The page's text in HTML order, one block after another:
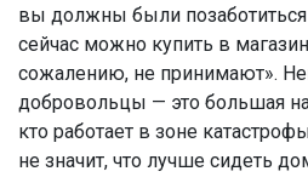
вы должны были
сейчас можно купить в
сожалению, не принимают».
добровольцы — это большая
кто работает в зоне
не значит, что лучше сидеть